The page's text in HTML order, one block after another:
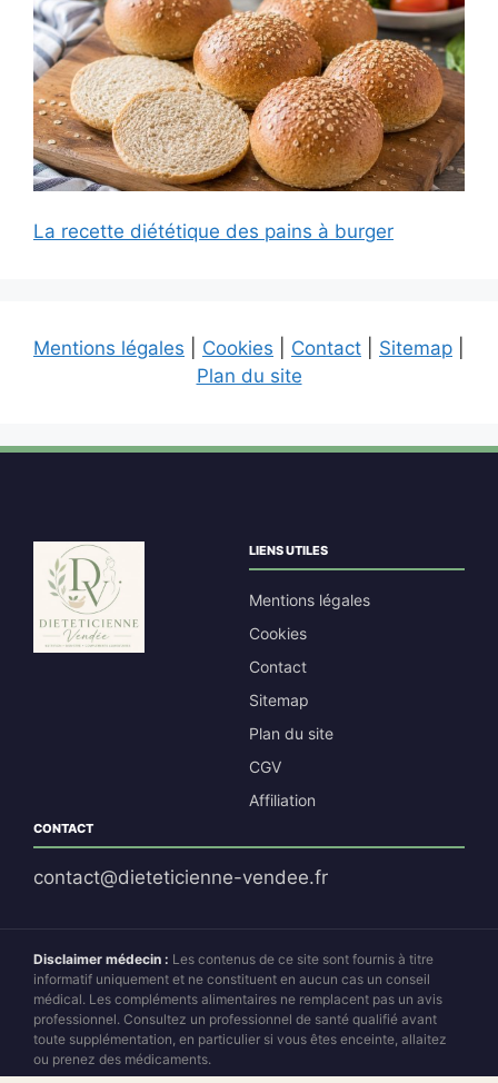
La recette diététique des pains à burger
Mentions légales Cookies Contact Sitemap
Plan du site
LIENS UTILES
Mentions légales
Cookies
Contact
Sitemap
Plan du site
CGV
Affiliation
CONTACT
contact@dieteticienne-vendee.fr
Disclaimer médecin : Les contenus de ce site sont fournis à titre
informatif uniquement et ne constituent en aucun cas un conseil
médical. Les compléments alimentaires ne remplacent pas un avis
professionnel. Consultez un professionnel de santé qualifié avant
toute supplémentation, en particulier si vous êtes enceinte, allaitez
ou prenez des médicaments.